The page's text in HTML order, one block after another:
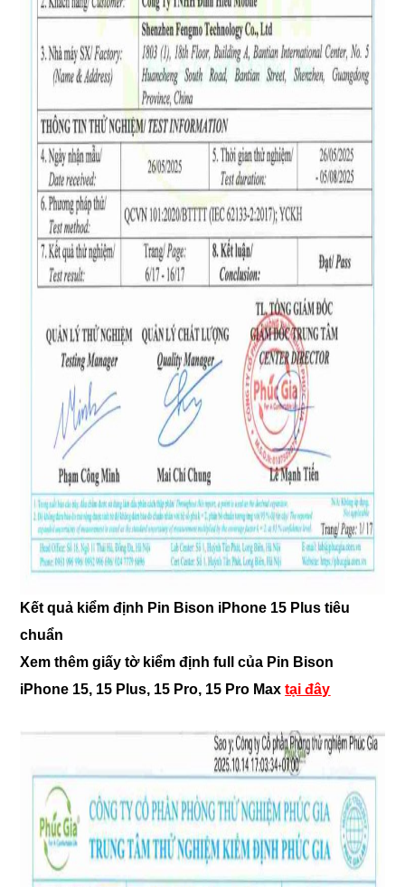
Kết quả kiểm định Pin Bison iPhone 15 Plus tiêu
chuẩn
Xem thêm giấy tờ kiểm định full của Pin Bison
iPhone 15, 15 Plus, 15 Pro, 15 Pro Maxtại đây